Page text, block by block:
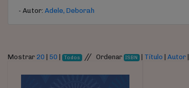
- Autor: Adele, Deborah
Mostrar 20 50 Todos // Ordenar ISBN Título |Autor